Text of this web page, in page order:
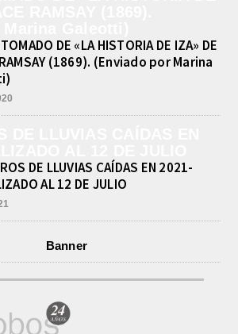
par de...DE «LA HISTORIA DE IZA» DE
(1869). (Enviado por Marina
DE LLUVIAS CAÍDAS EN 2021-
AL 12 DE JULIO